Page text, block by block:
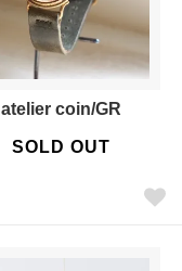
atelier coin/GR
SOLD OUT